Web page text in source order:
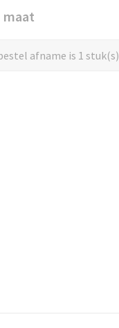
maat
afname is 1 stuk(s)